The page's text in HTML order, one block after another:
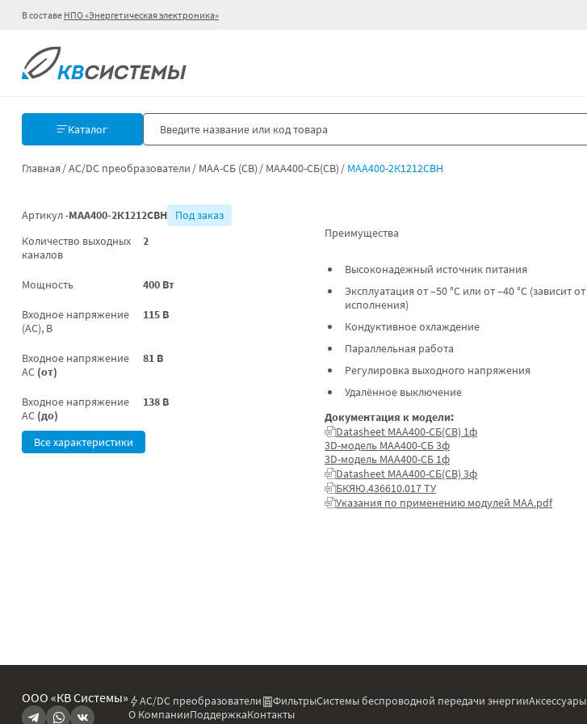
В составе НПО «Энергетическая электроника»
Каталог
Главная AC/DC преобразователи МАА-СБ (СВ) МАА400-СБ(СВ) МАА400-2К1212СВН
Артикул -МАА400-2К1212СВН
Под заказ
Количество выходных
каналов
2
Мощность 400 Вт
Входное напряжение
(AC), В
115 В
Входное напряжение
AC (от)
81 В
Входное напряжение
AC (до)
138 В
Все характеристики
Преимущества
Высоконадежный источник питания
Эксплуатация от –50 °C или от –40 °C (зависит от
исполнения)
Кондуктивное охлаждение
Параллельная работа
Регулировка выходного напряжения
Удалённое выключение
Документация к модели:
Datasheet МАА400-СБ(СВ) 1ф
3D-модель МАА400-СБ 3ф
3D-модель МАА400-СБ 1ф
Datasheet МАА400-СБ(СВ) 3ф
БКЯЮ.436610.017 ТУ
Указания по применению модулей МАА.pdf
ООО «КВ Системы» AC/DC преобразователи ФильтрыСистемы беспроводной передачи энергииАксессуары
О КомпанииПоддержкаКонтакты